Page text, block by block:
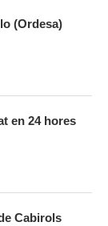
(Ordesa)
en 24 hores
Cabirols